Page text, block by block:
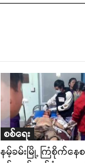
စစ်ရေး
နမ့်ခမ်းမြို့ ကြံစိုက်နေ